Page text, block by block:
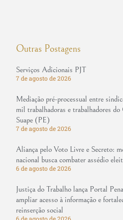
Outras Postagens
Serviços Adicionais PJT
7 de agosto de 2026
Mediação pré-processual entre
mil trabalhadoras e trabalhadores do
Suape (PE)
7 de agosto de 2026
Aliança pelo Voto Livre e Secreto:
nacional busca combater assédio
6 de agosto de 2026
Justiça do Trabalho lança Portal
ampliar acesso à informação e
reinserção social